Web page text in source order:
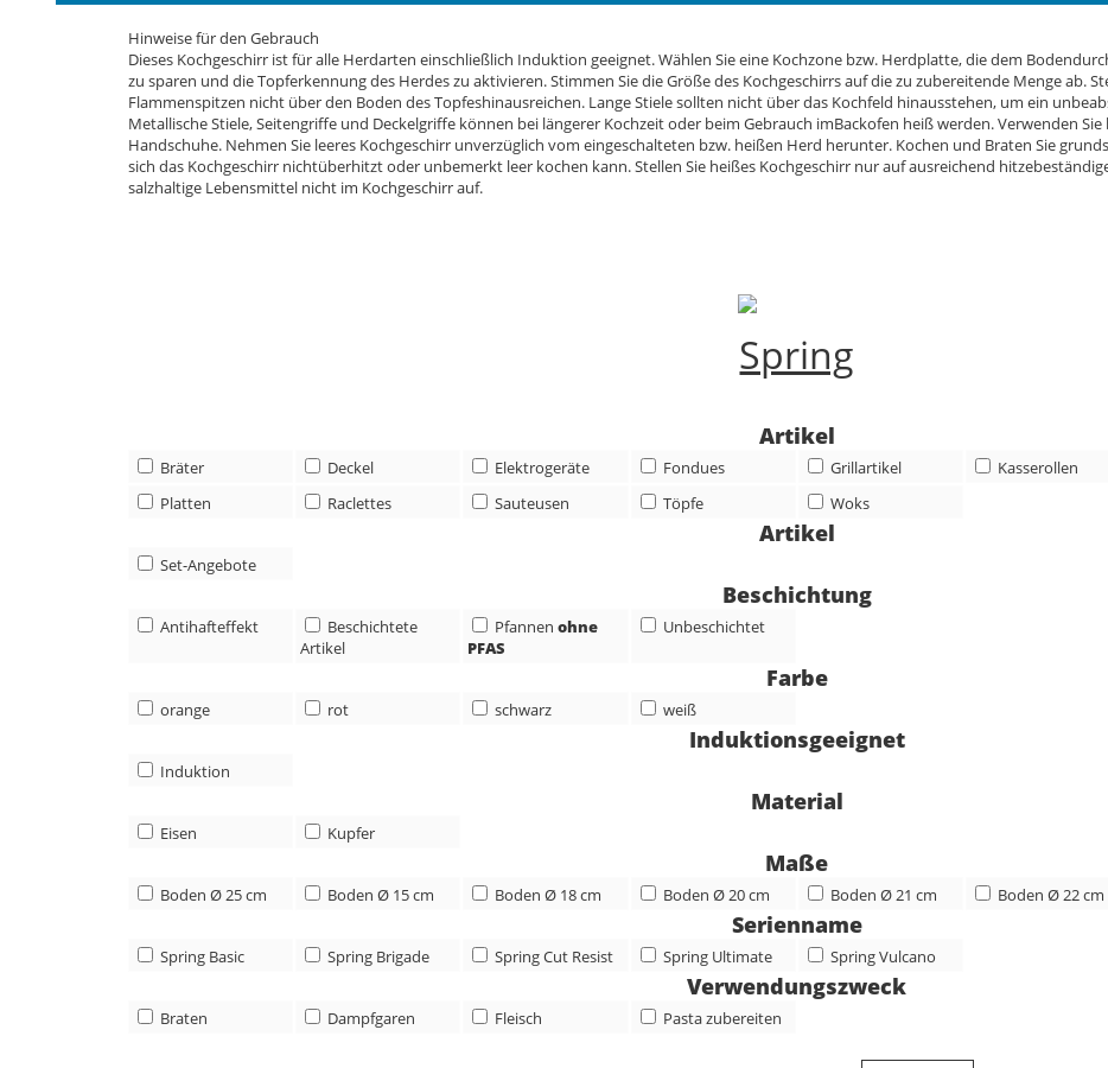
Hinweise für den Gebrauch
Dieses Kochgeschirr ist für alle Herdarten einschließlich Induktion geeignet. Wählen Sie eine Kochzone bzw. Herdplatte, die dem
zu sparen und die Topferkennung des Herdes zu aktivieren. Stimmen Sie die Größe des Kochgeschirrs auf die zu zubereitende Menge ab.
Flammenspitzen nicht über den Boden des Topfeshinausreichen. Lange Stiele sollten nicht über das Kochfeld hinausstehen, um ein
Metallische Stiele, Seitengriffe und Deckelgriffe können bei längerer Kochzeit oder beim Gebrauch imBackofen heiß werden. Verwenden Sie
Handschuhe. Nehmen Sie leeres Kochgeschirr unverzüglich vom eingeschalteten bzw. heißen Herd herunter. Kochen und Braten Sie
sich das Kochgeschirr nichtüberhitzt oder unbemerkt leer kochen kann. Stellen Sie heißes Kochgeschirr nur auf ausreichend
salzhaltige Lebensmittel nicht im Kochgeschirr auf.
Artikel
Bräter Deckel Elektrogeräte Fondues Grillartikel Kasserollen
Platten
Raclettes Sauteusen Töpfe Woks
Artikel
Set-Angebote
Beschichtung
Antihafteffekt
Beschichtete
Artikel
Pfannenohne
PFAS
Unbeschichtet
Farbe
orange rot schwarz weiß
Induktionsgeeignet
Induktion
Material
Eisen Kupfer
Maße
Boden Ø 25 cm Boden Ø 15 cm Boden Ø 18 cm Boden Ø 20 cm Boden Ø 21 cm Boden Ø 22 cm
Serienname
Spring Basic Spring Brigade Spring Cut Resist Spring Ultimate Spring Vulcano
Verwendungszweck
Braten Dampfgaren Fleisch Pasta zubereiten